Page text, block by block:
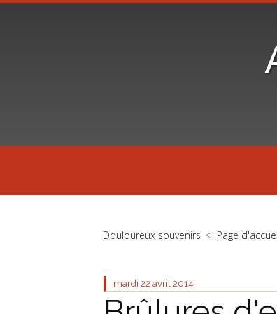
Douloureux souvenirs Page
mardi 22 avril 2014